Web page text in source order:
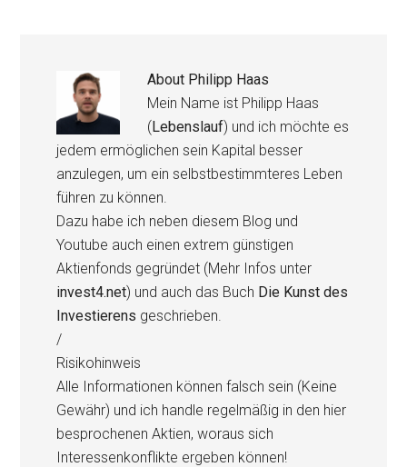
About Philipp Haas
Mein Name ist Philipp Haas
(Lebenslauf) und ich möchte es
jedem ermöglichen sein Kapital besser
anzulegen, um ein selbstbestimmteres Leben
führen zu können.
Dazu habe ich neben diesem Blog und
Youtube auch einen extrem günstigen
Aktienfonds gegründet (Mehr Infos unter
invest4.net) und auch das Buch Die Kunst des
Investierens geschrieben.
/
Risikohinweis
Alle Informationen können falsch sein (Keine
Gewähr) und ich handle regelmäßig in den hier
besprochenen Aktien, woraus sich
Interessenkonflikte ergeben können!